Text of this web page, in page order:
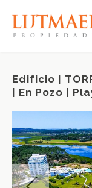
Edificio |
| En Pozo |